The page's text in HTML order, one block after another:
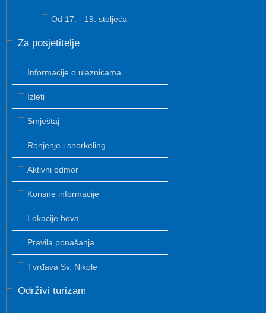
Od 17. - 19. stoljeća
Za posjetitelje
Informacije o ulaznicama
Izleti
Smještaj
Ronjenje i snorkeling
Aktivni odmor
Korisne informacije
Lokacije bova
Pravila ponašanja
Tvrđava Sv. Nikole
Održivi turizam